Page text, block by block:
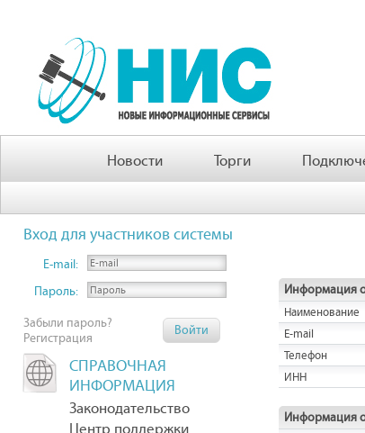
Новости Торги
Вход для участников системы
E-mail:
Пароль:
Забыли пароль?
Регистрация
СПРАВОЧНАЯ
ИНФОРМАЦИЯ
Законодательство
Центр поддержки
Информация
Наименование
E-mail
Телефон
ИНН
Информация